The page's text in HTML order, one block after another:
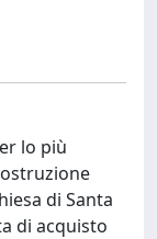
lo più
di Santa
di acquisto